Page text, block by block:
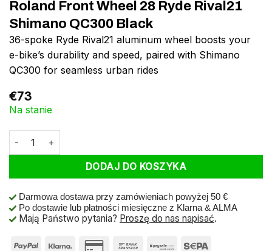
Roland Front Wheel 28 Ryde Rival21
Shimano QC300 Black
36-spoke Ryde Rival21 aluminum wheel boosts your
e-bike’s durability and speed, paired with Shimano
QC300 for seamless urban rides
€73
Na stanie
ilość Roland Front Wheel 28 Ryde Rival21 Shimano QC300 Black
DODAJ DO KOSZYKA
Darmowa dostawa przy zamówieniach powyżej 50 €
Po dostawie lub płatności miesięczne z Klarna & ALMA
Mają Państwo pytania? Proszę do nas napisać.